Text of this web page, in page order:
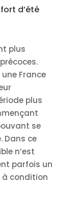
d’été
plus
France
plus
se
Dans ce
n’est
parfois un
condition